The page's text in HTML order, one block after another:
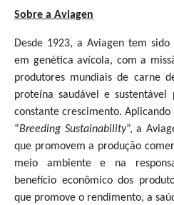
Sobre a Aviagen
Desde 1923, a Aviagen tem
em genética avícola, com a
produtores mundiais de carne
proteína saudável e sustentável
constante crescimento.
“Breeding Sustainability”, a
que promovem a produção
meio ambiente e na
benefício econômico dos
que promove o rendimento, a